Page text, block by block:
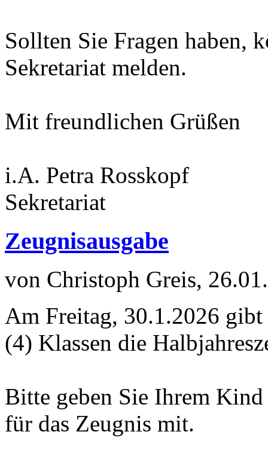
Sollten Sie Fragen haben,
Sekretariat melden.
Mit freundlichen Grüßen
i.A. Petra Rosskopf
Sekretariat
Zeugnisausgabe
von Christoph Greis,
Am Freitag, 30.1.2026
(4) Klassen die
Bitte geben Sie Ihrem
für das Zeugnis mit.